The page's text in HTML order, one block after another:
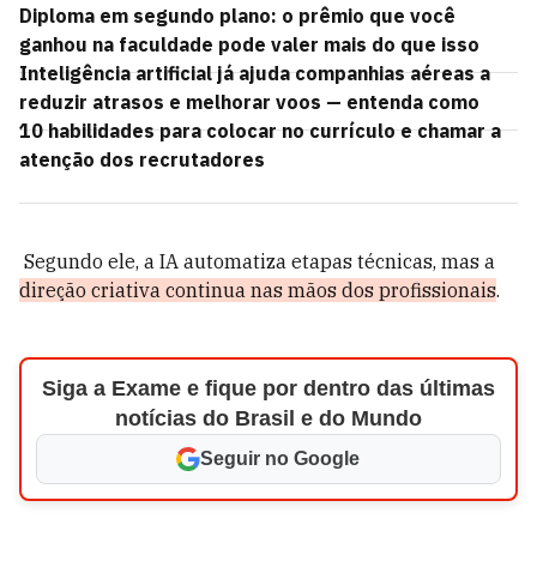
Diploma em segundo plano: o prêmio que você
ganhou na faculdade pode valer mais do que isso
Inteligência artificial já ajuda companhias aéreas a
reduzir atrasos e melhorar voos — entenda como
10 habilidades para colocar no currículo e chamar a
atenção dos recrutadores
Segundo ele, a IA automatiza etapas técnicas, mas a
direção criativa continua nas mãos dos profissionais.
Siga a Exame e fique por dentro das últimas
notícias do Brasil e do Mundo
Seguir no Google